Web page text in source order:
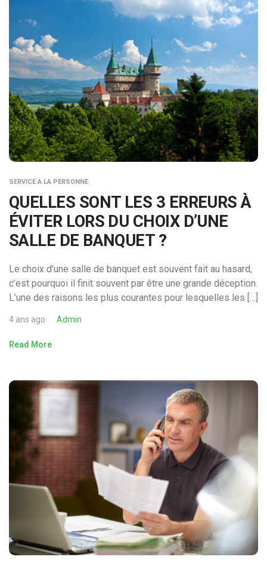
SERVICE A LA PERSONNE
QUELLES SONT LES 3 ERREURS À
ÉVITER LORS DU CHOIX D’UNE
SALLE DE BANQUET ?
Le choix d’une salle de banquet est souvent fait au hasard,
c’est pourquoi il finit souvent par être une grande déception.
L’une des raisons les plus courantes pour lesquelles les […]
4 ans ago Admin
Read More